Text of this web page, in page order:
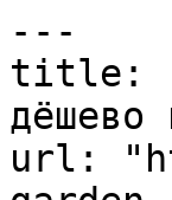
---
title:
дёшево
url: